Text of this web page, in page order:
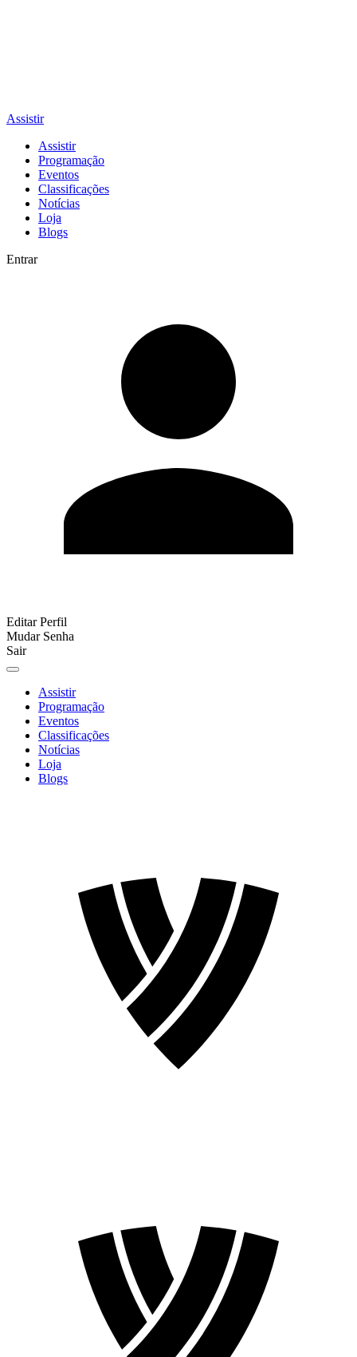
Assistir
Assistir
Programação
Eventos
Classificações
Notícias
Loja
Blogs
Entrar
Editar Perfil
Mudar Senha
Sair
Assistir
Programação
Eventos
Classificações
Notícias
Loja
Blogs